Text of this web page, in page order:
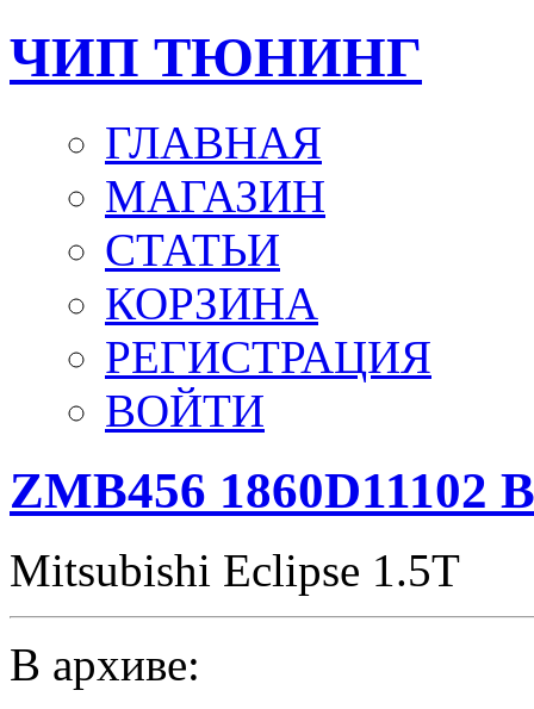
ЧИП ТЮНИНГ
ГЛАВНАЯ
МАГАЗИН
СТАТЬИ
КОРЗИНА
РЕГИСТРАЦИЯ
ВОЙТИ
ZMB456 1860D11102
Mitsubishi Eclipse 1.5T
В архиве: